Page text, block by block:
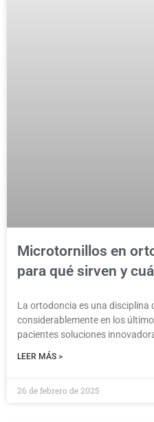
Microtornillos en
para qué sirven y
La ortodoncia es una disciplina
considerablemente en los
pacientes soluciones
LEER MÁS >
26 de febrero de 2025